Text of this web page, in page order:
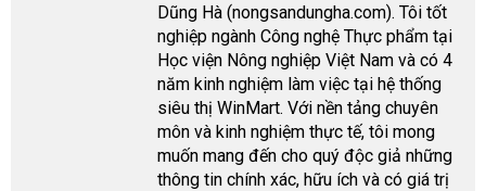
Dũng Hà (nongsandungha.com). Tôi tốt
nghiệp ngành Công nghệ Thực phẩm tại
Học viện Nông nghiệp Việt Nam và có 4
năm kinh nghiệm làm việc tại hệ thống
siêu thị WinMart. Với nền tảng chuyên
môn và kinh nghiệm thực tế, tôi mong
muốn mang đến cho quý độc giả những
thông tin chính xác, hữu ích và có giá trị